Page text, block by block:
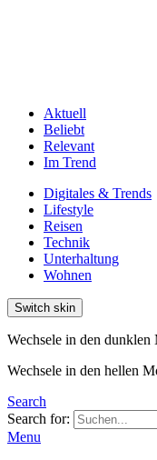
Aktuell
Beliebt
Relevant
Im Trend
Digitales & Trends
Lifestyle
Reisen
Technik
Unterhaltung
Wohnen
Switch skin
Wechsele in den dunklen
Wechsele in den hellen
Search
Search for:
Menu